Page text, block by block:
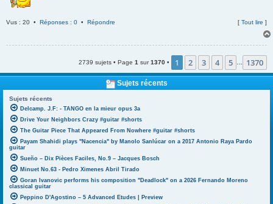
Vus : 20 • Réponses : 0 • Répondre [ Tout lire ]
2739 sujets • Page 1 sur1370 • 1 2 3 4 5 1370
Sujets récents
Sujets récents
Delcamp. J.F: - TANGO en la mieur opus 3a
Drive Your Neighbors Crazy #guitar #shorts
The Guitar Piece That Appeared From Nowhere #guitar #shorts
Payam Shahidi plays "Nacencia" by Manolo Sanlúcar on a 2017 Antonio Raya Pardo
guitar
Sueño – Dix Pièces Faciles, No.9 – Jacques Bosch
Minuet No.63 - Pedro Ximenes Abril Tirado
Goran Ivanovic performs his composition "Deadlock" on a 2026 Fernando Moreno
classical guitar
Peppino D'Agostino – 5 Advanced Etudes | Preview